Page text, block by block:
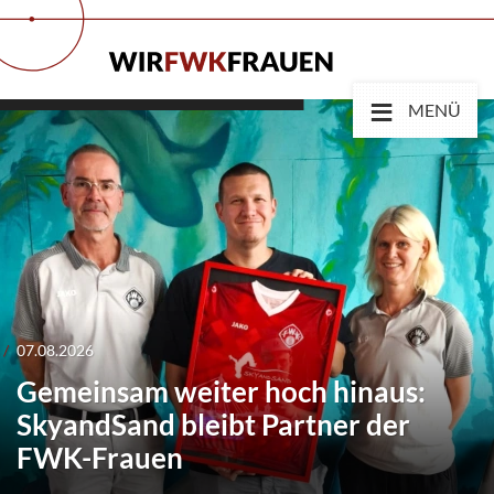
≡ MENÜ
07.08.2026
Gemeinsam weiter hoch hinaus:
SkyandSand bleibt Partner der
FWK-Frauen